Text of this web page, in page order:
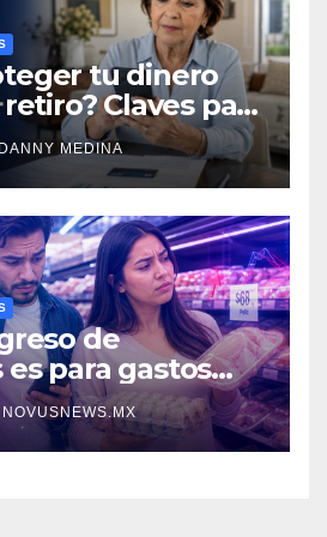
tu dinero
Claves para
y gastos
DANNY MEDINA
de
para gastos
encuesta
NOVUSNEWS.MX